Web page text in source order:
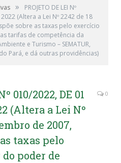
»
PROJETO DE LEI Nº
(Altera a Lei Nº 2242 de 18
sobre as taxas pelo exercício
tarifas de competência da
e Turismo – SEMATUR,
Pará, e dá outras providências)
010/2022, DE 01
(Altera a Lei Nº
de 2007,
taxas pelo
poder de
0